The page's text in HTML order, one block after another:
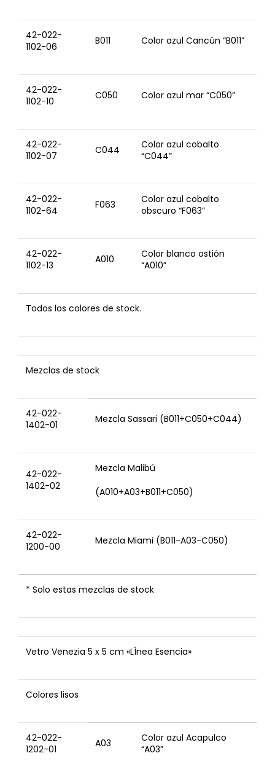
42-022-
1102-06
B011 Color azul Cancún “B011”
42-022-
1102-10
C050 Color azul mar “C050”
42-022-
1102-07
C044
Color azul cobalto
“C044”
42-022-
1102-64
F063
Color azul cobalto
obscuro “F063”
42-022-
1102-13
A010
Color blanco ostión
“A010”
Todos los colores de stock.
Mezclas de stock
42-022-
1402-01
Mezcla Sassari (B011+C050+C044)
42-022-
1402-02
Mezcla Malibú
(A010+A03+B011+C050)
42-022-
1200-00
Mezcla Miami (B011-A03-C050)
* Solo estas mezclas de stock
Vetro Venezia 5 x 5 cm «LÍnea Esencia»
Colores lisos
42-022-
1202-01
A03
Color azul Acapulco
“A03”